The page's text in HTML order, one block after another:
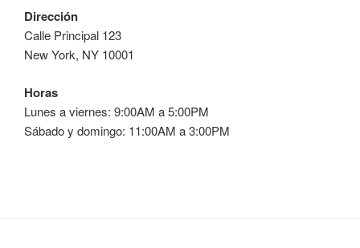
Dirección
Calle Principal 123
New York, NY 10001
Horas
Lunes a viernes: 9:00AM a 5:00PM
Sábado y domingo: 11:00AM a 3:00PM